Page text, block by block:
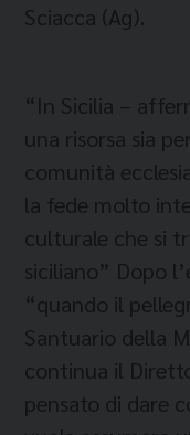
Sciacca (Ag).
“In Sicilia –
una risorsa sia
comunità
la fede molto
culturale che si
siciliano” Dopo
“quando il
Santuario della
continua il
pensato di dare